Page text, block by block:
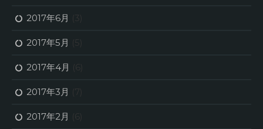
2017年6月 (3)
2017年5月 (5)
2017年4月 (6)
2017年3月 (7)
2017年2月 (6)